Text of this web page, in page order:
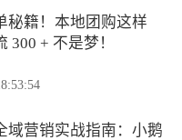
秘籍！本地团购这样
300 + 不是梦！
域营销实战指南：小鹅